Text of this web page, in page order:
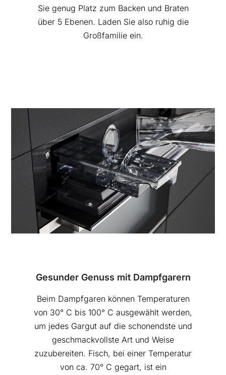
Sie genug Platz zum Backen und Braten
über 5 Ebenen. Laden Sie also ruhig die
Großfamilie ein.
Gesunder Genuss mit Dampfgarern
Beim Dampfgaren können Temperaturen
von 30° C bis 100° C ausgewählt werden,
um jedes Gargut auf die schonendste und
geschmackvollste Art und Weise
zuzubereiten. Fisch, bei einer Temperatur
von ca. 70° C gegart, ist ein